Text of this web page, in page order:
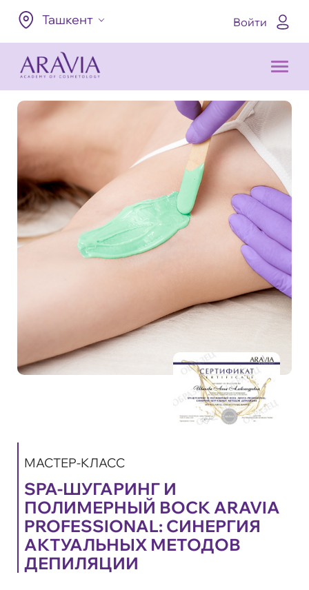
Ташкент Войти
МАСТЕР-КЛАСС
SPA-ШУГАРИНГ И
ПОЛИМЕРНЫЙ ВОСК ARAVIA
PROFESSIONAL: СИНЕРГИЯ
АКТУАЛЬНЫХ МЕТОДОВ
ДЕПИЛЯЦИИ